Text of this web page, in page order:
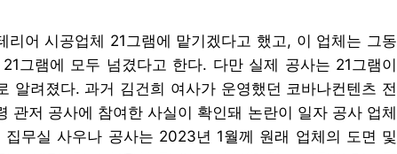
리어 시공업체 21그램에 맡기겠다고 했고, 이 업체는 그동
그램에 모두 넘겼다고 한다. 다만 실제 공사는 21그램이
알려졌다. 과거 김건희 여사가 운영했던 코바나컨텐츠 전
관저 공사에 참여한 사실이 확인돼 논란이 일자 공사 업체
무실 사우나 공사는 2023년 1월께 원래 업체의 도면 및